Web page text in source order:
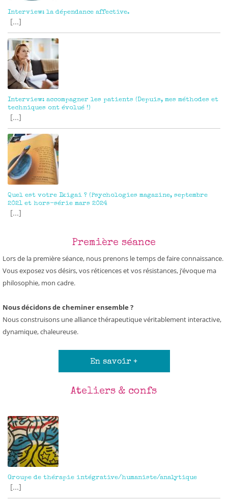
Interview: la dépendance affective.
[...]
Interview: accompagner les patients (Depuis, mes méthodes et
techniques ont évolué !)
[...]
Quel est votre Ikigai ? (Psychologies magazine, septembre
2021 et hors-série mars 2024
[...]
Première séance
Lors de la première séance, nous prenons le temps de faire connaissance.
Vous exposez vos désirs, vos réticences et vos résistances, j’évoque ma
philosophie, mon cadre.
Nous décidons de cheminer ensemble ?
Nous construisons une alliance thérapeutique véritablement interactive,
dynamique, chaleureuse.
En savoir +
Ateliers & confs
Groupe de thérapie intégrative/humaniste/analytique
[...]